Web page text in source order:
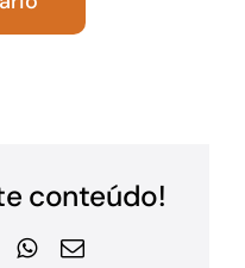
conteúdo!
WhatsApp
E-